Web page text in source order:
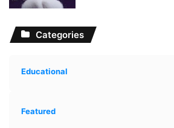
Categories
Educational
Featured